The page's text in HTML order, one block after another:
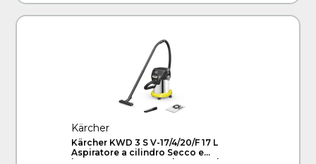
Kärcher
Kärcher KWD 3 S V-17/4/20/F 17 L
Aspiratore a cilindro Secco e